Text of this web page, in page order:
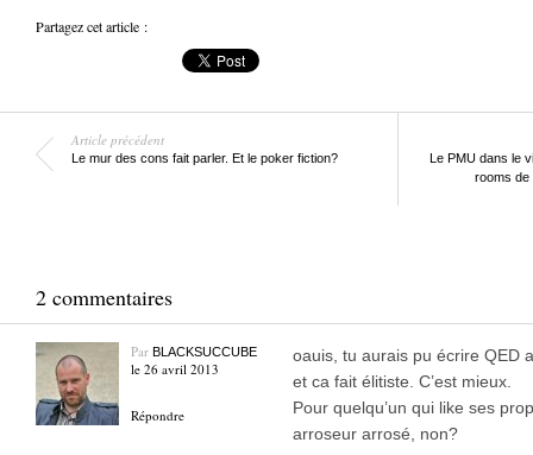
Partagez cet article :
Article précédent
Le mur des cons fait parler. Et le poker fiction?
Le PMU dans le
rooms de
2 commentaires
Par BLACKSUCCUBE
le 26 avril 2013
Répondre
oauis, tu aurais pu écrire QED
et ca fait élitiste. C’est mieux.
Pour quelqu’un qui like ses
arroseur arrosé, non?